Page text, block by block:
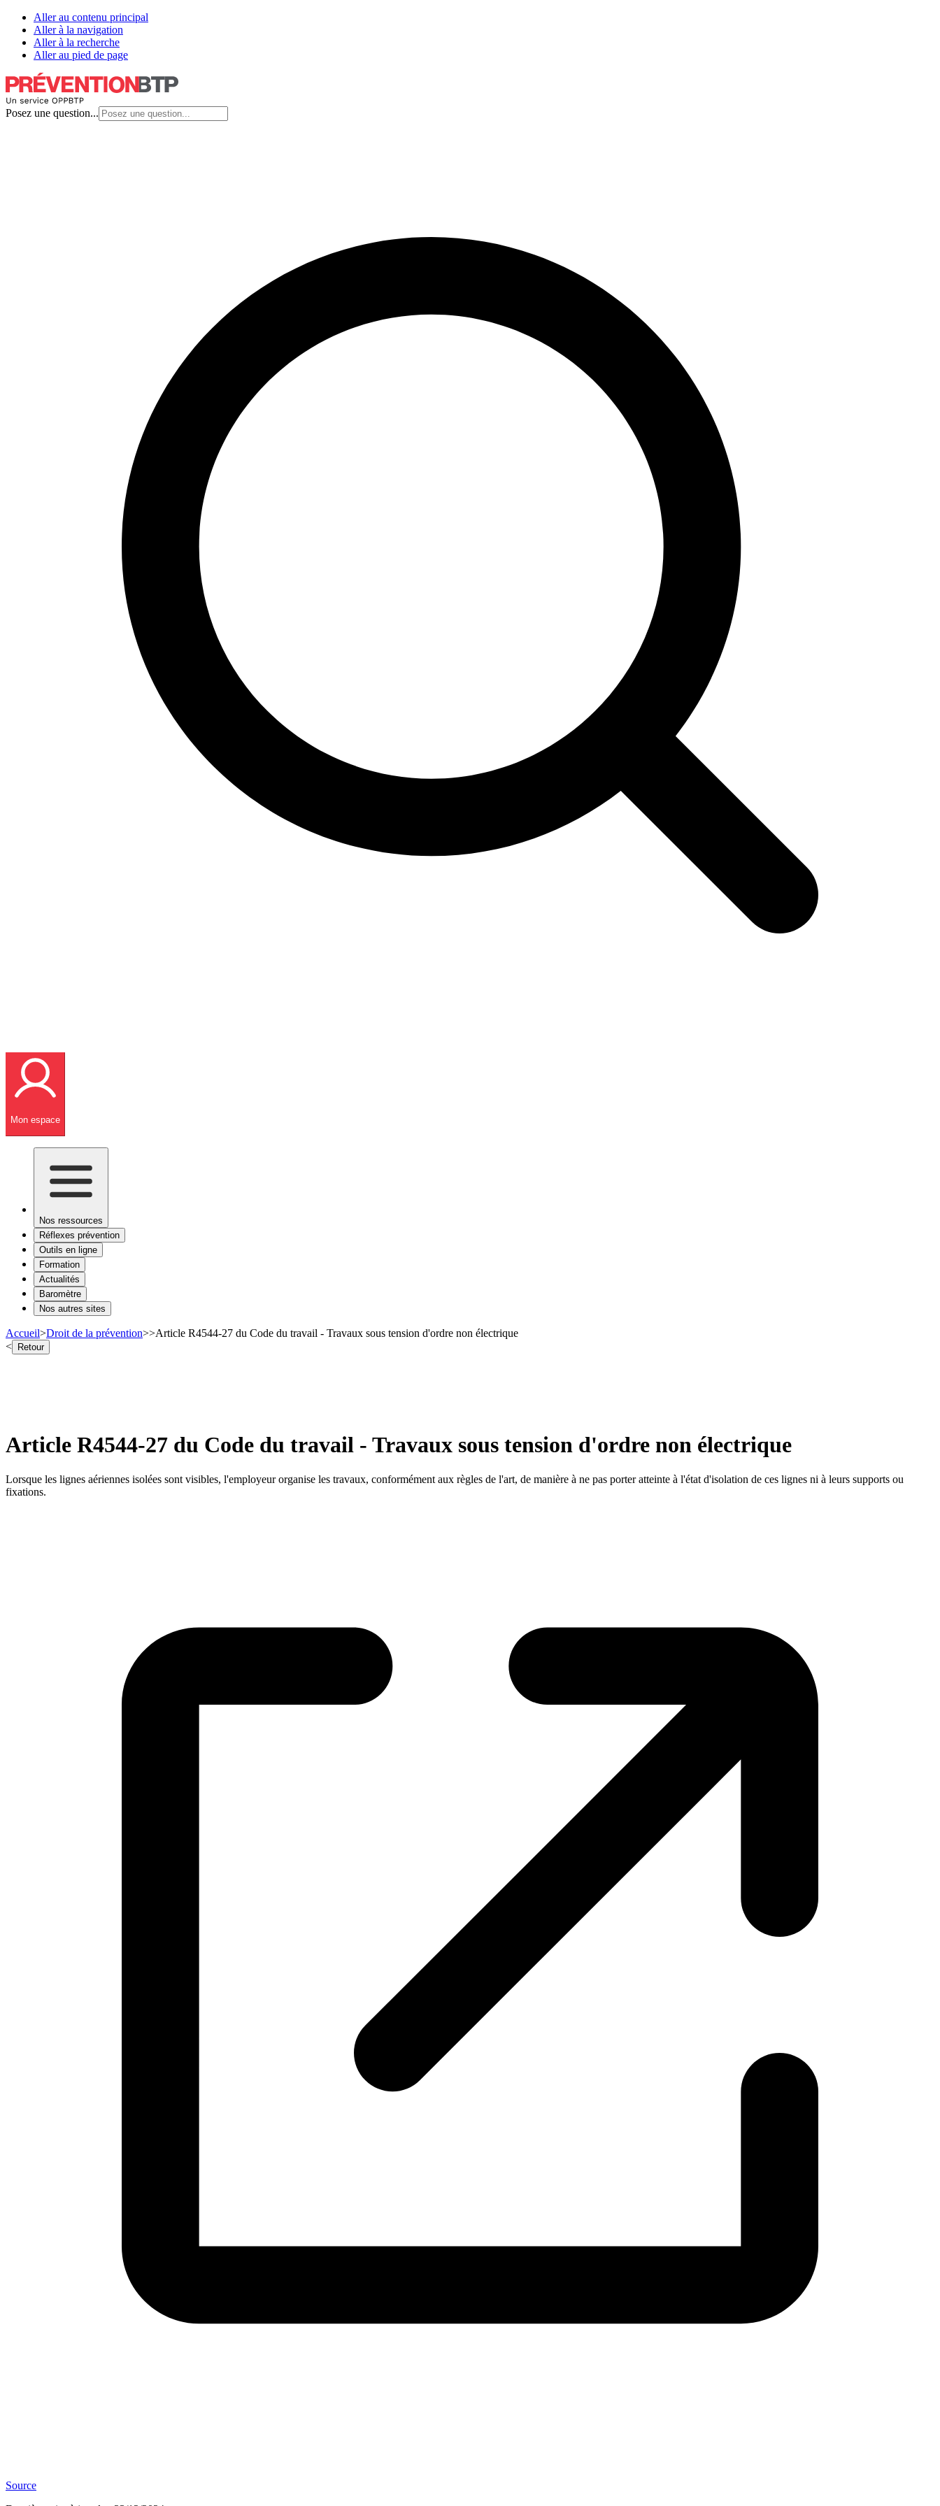
Aller au contenu principal
Aller à la navigation
Aller à la recherche
Aller au pied de page
Posez une question...
Mon espace
Nos ressources
Réflexes prévention
Outils en ligne
Formation
Actualités
Baromètre
Nos autres sites
Accueil>Droit de la prévention>>Article R4544-27 du Code du travail - Travaux sous tension d'ordre non électrique
< Retour
Article R4544-27 du Code du travail - Travaux sous tension d'ordre non électrique
Lorsque les lignes aériennes isolées sont visibles, l'employeur organise les travaux, conformément aux règles de l'art, de manière à ne pas porter atteinte à l'état d'isolation de ces lignes ni à leurs supports ou
fixations.
Source